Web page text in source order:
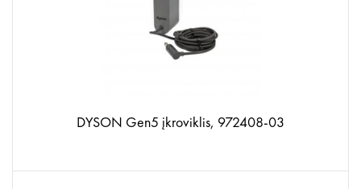
DYSON Gen5 įkroviklis, 972408-03